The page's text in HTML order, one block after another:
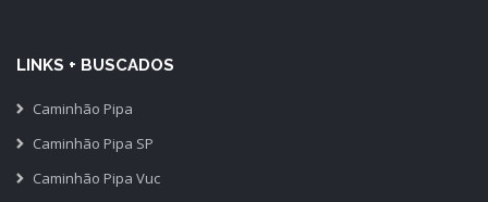
LINKS + BUSCADOS
Caminhão Pipa
Caminhão Pipa SP
Caminhão Pipa Vuc